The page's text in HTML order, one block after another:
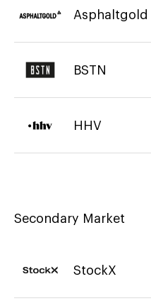
Asphaltgold
BSTN
HHV
Secondary Market
StockX